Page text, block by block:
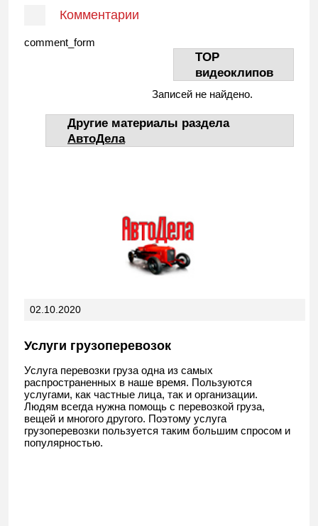
Комментарии
comment_form
TOP
видеоклипов
Записей не найдено.
Другие материалы раздела
АвтоДела
02.10.2020
Услуги грузоперевозок
Услуга перевозки груза одна из самых
распространенных в наше время. Пользуются
услугами, как частные лица, так и организации.
Людям всегда нужна помощь с перевозкой груза,
вещей и многого другого. Поэтому услуга
грузоперевозки пользуется таким большим спросом и
популярностью.